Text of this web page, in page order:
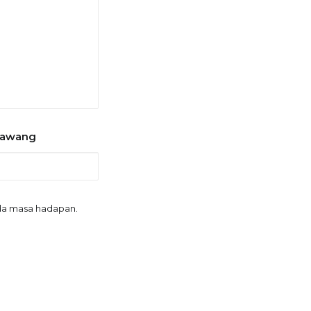
masa hadapan.